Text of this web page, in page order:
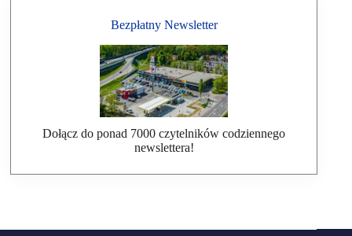
Bezpłatny Newsletter
Dołącz do ponad 7000 czytelników codziennego
newslettera!